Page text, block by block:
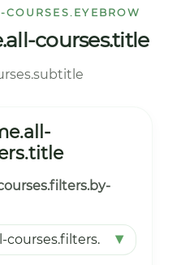
courses.title